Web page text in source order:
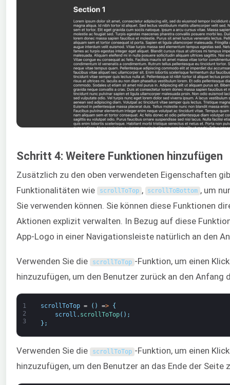
Schritt 4: Weitere Funktionen hinzufügen
Zusätzlich zu den oben verwendeten Eigenschaften
Funktionalitäten wie
scrollToTop , scrollToBottom , um
Sie verwenden können. Sie können diese Funktionen
Aktionen explizit verwalten. In Bezug auf diese
App-Logo in einer Navigationsleiste natürlich an den
Verwenden Sie die scrollToTop -Funktion, um einen
hinzuzufügen, um den Benutzer zurück an den Anfang
1
2
3
scrollToTop = ( ) =>
{
scroll . scrollToTop( ) ;
} ;
Verwenden Sie die scrollToTop -Funktion, um einen
hinzuzufügen, um den Benutzer an das Ende der Seite